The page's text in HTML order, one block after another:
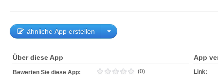
ähnliche App erstellen
Über diese App
Bewerten Sie diese App: (0)
App
Link: